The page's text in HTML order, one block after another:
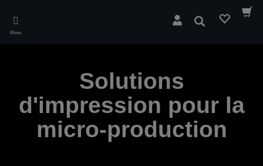
main
Menu
Rechercher
Solutions
d'impression pour la
micro-production